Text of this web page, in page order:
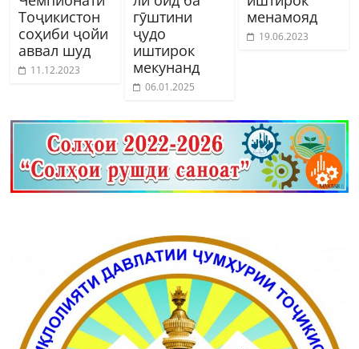
Тоҷикистон
соҳиби ҷойи
аввал шуд
11.12.2023
гӯштини
ҷудо
иштирок
мекунанд
06.01.2025
менамояд
19.06.2023